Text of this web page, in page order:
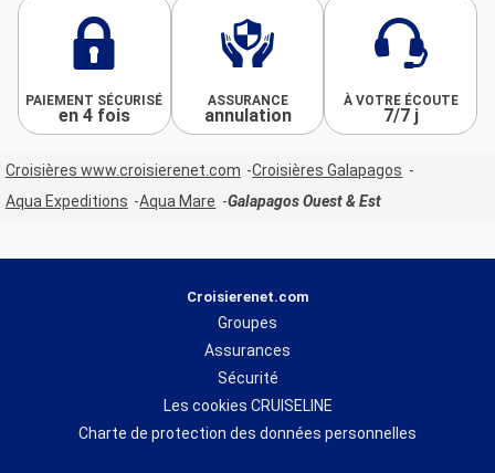
PAIEMENT SÉCURISÉ
en 4 fois
ASSURANCE
annulation
À VOTRE ÉCOUTE
7/7 j
Croisières www.croisierenet.com
Croisières Galapagos
Aqua Expeditions
Aqua Mare Galapagos Ouest & Est
Croisierenet.com
Groupes
Assurances
Sécurité
Les cookies CRUISELINE
Charte de protection des données personnelles